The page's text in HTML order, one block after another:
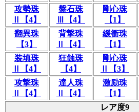
攻勢珠
Ⅱ【4】
盤石珠
Ⅲ【4】
剛心珠
【1】
翻異珠
【3】
背撃珠
Ⅱ【4】
緩衝珠
【1】
装填珠
Ⅱ【4】
狂蝕珠
【4】
剛心珠
Ⅱ【3】
攻撃珠
Ⅱ【4】
達人珠
Ⅱ【4】
激励珠
【1】
レア度9